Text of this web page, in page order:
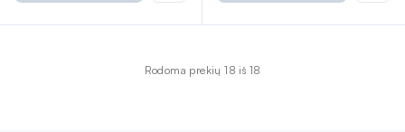
Rodoma prekių 18 iš 18